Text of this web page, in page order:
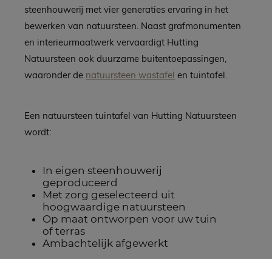
steenhouwerij met vier generaties ervaring in het
bewerken van natuursteen. Naast grafmonumenten
en interieurmaatwerk vervaardigt Hutting
Natuursteen ook duurzame buitentoepassingen,
waaronder de natuursteen wastafel en tuintafel.
Een natuursteen tuintafel van Hutting Natuursteen
wordt:
In eigen steenhouwerij
geproduceerd
Met zorg geselecteerd uit
hoogwaardige natuursteen
Op maat ontworpen voor uw tuin
of terras
Ambachtelijk afgewerkt